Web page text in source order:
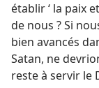
établir ‘ la paix
de nous ? Si
bien avancés
Satan, ne
reste à servir le